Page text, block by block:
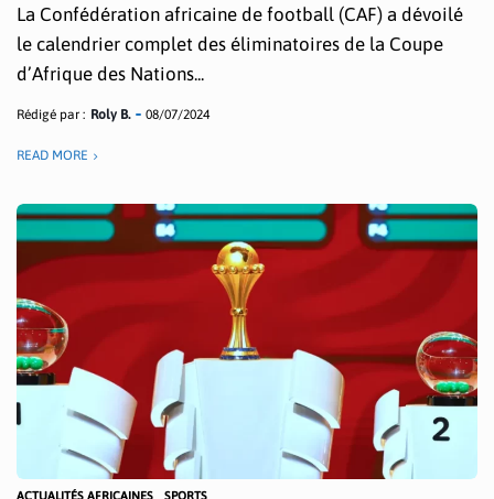
La Confédération africaine de football (CAF) a dévoilé
le calendrier complet des éliminatoires de la Coupe
d’Afrique des Nations...
Rédigé par : Roly B. 08/07/2024
READ MORE
ACTUALITÉS AFRICAINES SPORTS